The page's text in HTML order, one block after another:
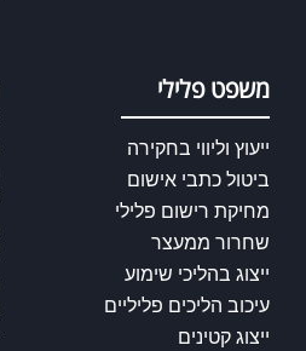
משפט פלילי
ייעוץ וליווי בחקירה
ביטול כתבי אישום
מחיקת רישום פלילי
שחרור ממעצר
ייצוג בהליכי שימוע
עיכוב הליכים פליליים
ייצוג קטינים